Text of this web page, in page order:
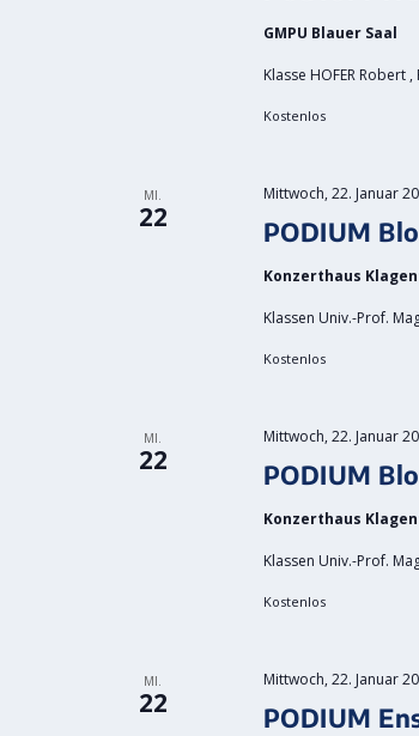
GMPU Blauer Saal
Klasse HOFER Robert ,
Kostenlos
MI.
22 PODIUM
Mittwoch, 22. Januar
Konzerthaus
Klassen Univ.-Prof.
Kostenlos
MI.
22 PODIUM
Mittwoch, 22. Januar
Konzerthaus
Klassen Univ.-Prof.
Kostenlos
MI.
22 PODIUM
Mittwoch, 22. Januar